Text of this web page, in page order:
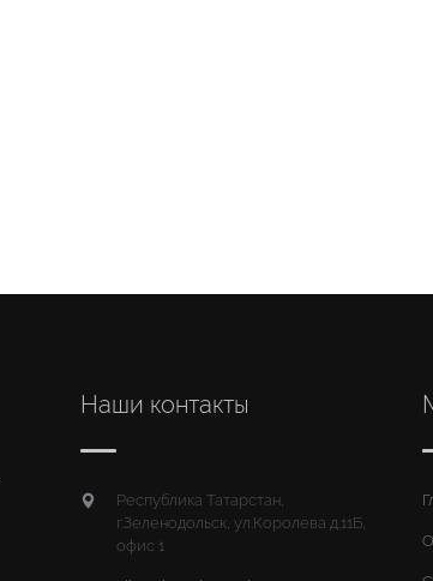
Наши контакты
Республика Татарстан,
г.Зеленодольск, ул.Королева д.11Б,
офис 1